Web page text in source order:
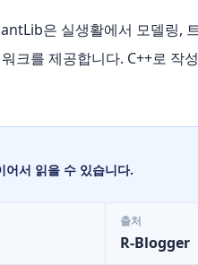
은 실생활에서 모델링,
크를 제공합니다. C++로 작
어서 읽을 수 있습니다.
출처
R-Blogger